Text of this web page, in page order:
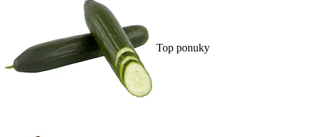
Top ponuky